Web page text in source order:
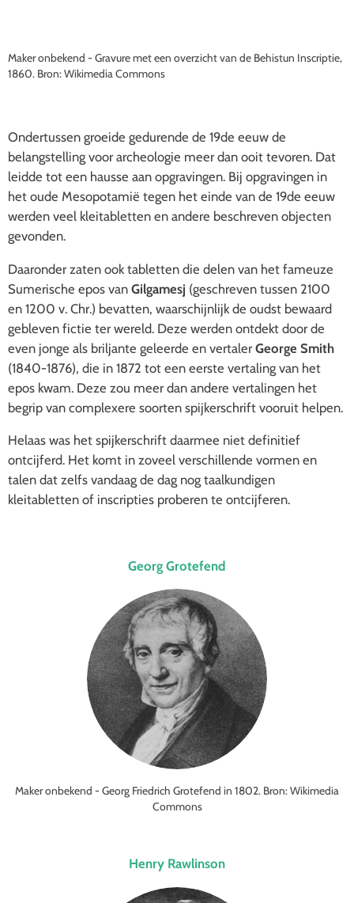
Maker onbekend - Gravure met een overzicht van de Behistun Inscriptie,
1860. Bron: Wikimedia Commons
Ondertussen groeide gedurende de 19de eeuw de
belangstelling voor archeologie meer dan ooit tevoren. Dat
leidde tot een hausse aan opgravingen. Bij opgravingen in
het oude Mesopotamië tegen het einde van de 19de eeuw
werden veel kleitabletten en andere beschreven objecten
gevonden.
Daaronder zaten ook tabletten die delen van het fameuze
Sumerische epos van Gilgamesj (geschreven tussen 2100
en 1200 v. Chr.) bevatten, waarschijnlijk de oudst bewaard
gebleven fictie ter wereld. Deze werden ontdekt door de
even jonge als briljante geleerde en vertalerGeorge Smith
(1840-1876), die in 1872 tot een eerste vertaling van het
epos kwam. Deze zou meer dan andere vertalingen het
begrip van complexere soorten spijkerschrift vooruit helpen.
Helaas was het spijkerschrift daarmee niet definitief
ontcijferd. Het komt in zoveel verschillende vormen en
talen dat zelfs vandaag de dag nog taalkundigen
kleitabletten of inscripties proberen te ontcijferen.
Georg Grotefend
Maker onbekend - Georg Friedrich Grotefend in 1802. Bron: Wikimedia
Commons
Henry Rawlinson